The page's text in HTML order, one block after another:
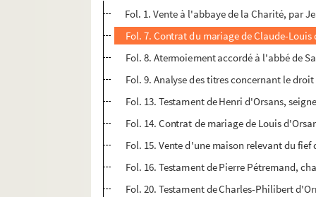
Fol. 1. Vente à l'abbaye de la Charité, par
Fol. 7. Contrat du mariage de Claude-
Fol. 8. Atermoiement accordé à l'abbé de
Fol. 9. Analyse des titres concernant le
Fol. 13. Testament de Henri d'Orsans,
Fol. 14. Contrat de mariage de Louis
Fol. 15. Vente d'une maison relevant du
Fol. 16. Testament de Pierre Pétremand,
Fol. 20. Testament de Charles-Philibert